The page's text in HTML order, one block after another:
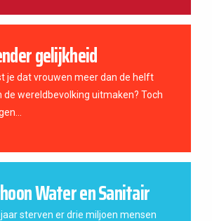
gelijkheid
je dat vrouwen meer dan de helft
de wereldbevolking uitmaken? Toch
Water en Sanitair
jaar sterven er drie miljoen mensen